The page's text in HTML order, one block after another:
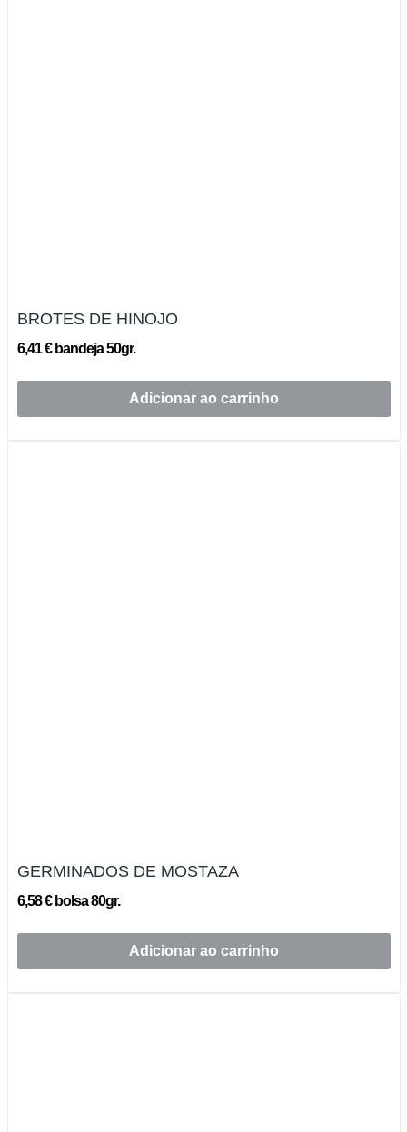
BROTES DE HINOJO
6,41 € bandeja 50gr.
Adicionar ao carrinho
GERMINADOS DE MOSTAZA
6,58 € bolsa 80gr.
Adicionar ao carrinho